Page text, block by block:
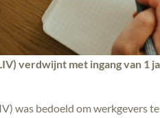
verdwijnt met ingang van
was bedoeld om werkgevers